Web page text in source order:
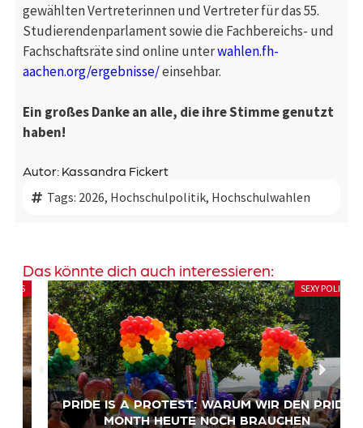
gewählten Vertreterinnen und Vertreter für das 55.
Studierendenparlament sowie die Fachbereichs- und
Fachschaftsräte sind online unterwahlen.fh-
aachen.org/ergebnisse/einsehbar.
Ein großes Danke an alle, die ihre Stimme genutzt
haben!
Autor: Kassandra Fickert
Tags: 2026, Hochschulpolitik, Hochschulwahlen
Das könnte dich auch interessieren:
SEXY POLITICS
PRIDE IS A PROTEST: WARUM WIR DEN PRIDE
MONTH HEUTE NOCH BRAUCHEN